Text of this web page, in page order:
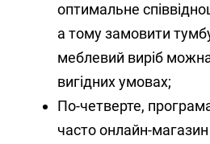
оптимальне
а тому замовити
меблевий виріб
вигідних умовах;
По-четверте,
часто онлайн-магазин